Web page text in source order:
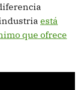
está
que ofrece